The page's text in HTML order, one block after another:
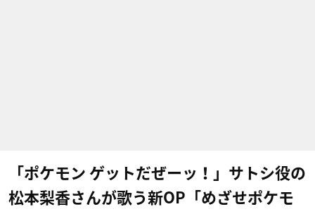
「ポケモン ゲットだぜーッ！」サトシ役の
松本梨香さんが歌う新OP「めざせポケモ